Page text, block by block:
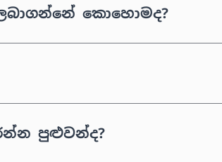
ලබාගන්නේ කොහොමද?
පුළුවන්ද?